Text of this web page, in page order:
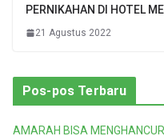
PERNIKAHAN DI HOTEL
21 Agustus 2022
Pos-pos Terbaru
AMARAH BISA